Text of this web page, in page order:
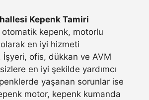
Kepenk Tamiri
kepenk, motorlu
en iyi hizmeti
İşyeri, ofis, dükkan ve AVM
en iyi şekilde yardımcı
yaşanan sorunlar ise
motor, kepenk kumanda